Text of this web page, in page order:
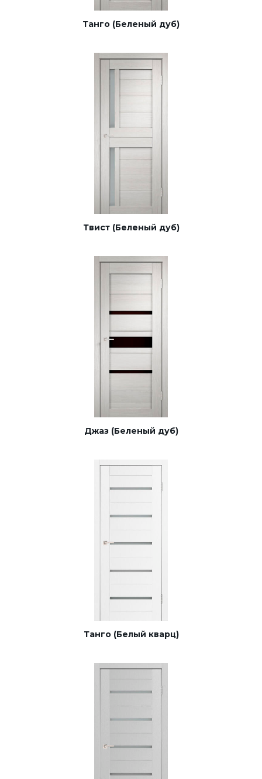
Танго (Беленый дуб)
Твист (Беленый дуб)
Джаз (Беленый дуб)
Танго (Белый кварц)